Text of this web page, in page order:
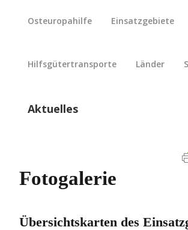
Osteuropahilfe Einsatzgebiete
Hilfsgütertransporte Länder
Aktuelles
Fotogalerie
Übersichtskarten des